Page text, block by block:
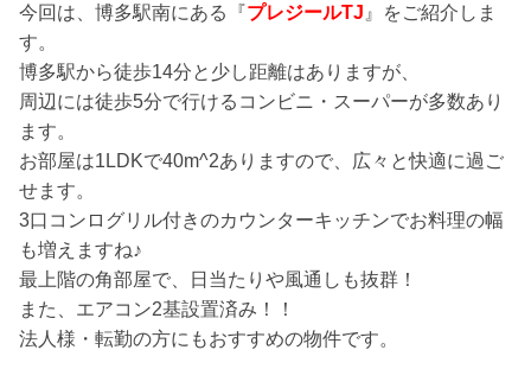
今回は、博多駅南にある『プレジールTJ 』をご紹介しま
す。
博多駅から徒歩14分と少し距離はありますが、
周辺には徒歩5分で行けるコンビニ・スーパーが多数あり
ます。
お部屋は1LDKで40m^2ありますので、広々と快適に過ご
せます。
3口コンログリル付きのカウンターキッチンでお料理の幅
も増えますね♪
最上階の角部屋で、日当たりや風通しも抜群！
また、エアコン2基設置済み！！
法人様・転勤の方にもおすすめの物件です。